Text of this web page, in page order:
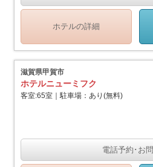
ホテルの詳細
滋賀県甲賀市
ホテルニューミフク
客室:65室｜駐車場：あり(無料)
電話予約･お